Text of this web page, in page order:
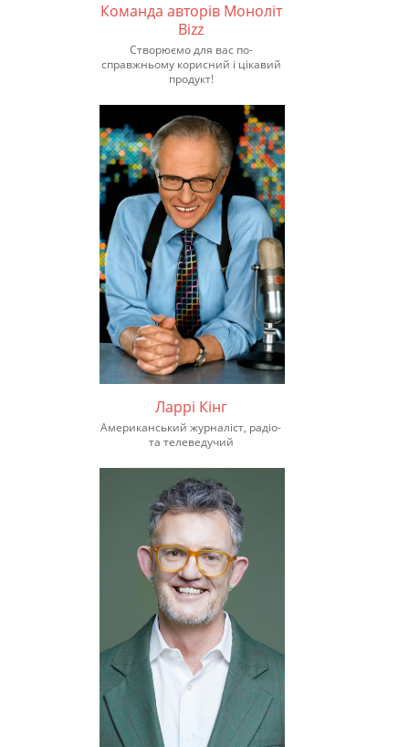
Команда авторів Моноліт
Bizz
Створюємо для вас по-
справжньому корисний і цікавий
продукт!
Ларрі Кінг
Американський журналіст, радіо-
та телеведучий